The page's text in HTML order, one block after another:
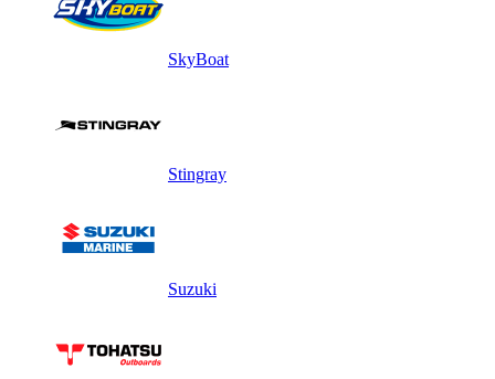
SkyBoat
Stingray
Suzuki